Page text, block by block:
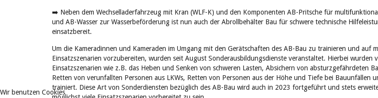
➡️ Neben dem Wechselladerfahrzeug mit Kran (WLF-K) und den Komponenten AB-Pritsche für
und AB-Wasser zur Wasserbeförderung ist nun auch der Abrollbehälter Bau für schwere technische
einsatzbereit.
Um die Kameradinnen und Kameraden im Umgang mit den Gerätschaften des AB-Bau zu trainieren und auf
Einsatzszenarien vorzubereiten, wurden seit August Sonderausbildungsdienste veranstaltet. Hierbei wurden
Einsatzszenarien wie z.B. das Heben und Senken von schweren Lasten, Absichern von absturzgefährdeten
Retten von verunfallten Personen aus LKWs, Retten von Personen aus der Höhe und Tiefe bei Bauunfällen
trainiert. Diese Art von Sonderdiensten bezüglich des AB-Bau wird auch in 2023 fortgeführt und stets
Wir benutzen Cookies